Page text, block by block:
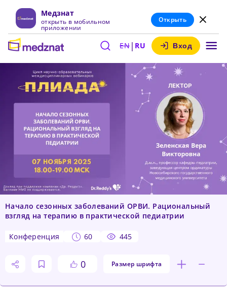
Медзнат
открыть в мобильном
приложении
Открыть
EN| RU Вход
Начало сезонных заболеваний ОРВИ. Рациональный
взгляд на терапию в практической педиатрии
конференция 60 445
0 Размер шрифта